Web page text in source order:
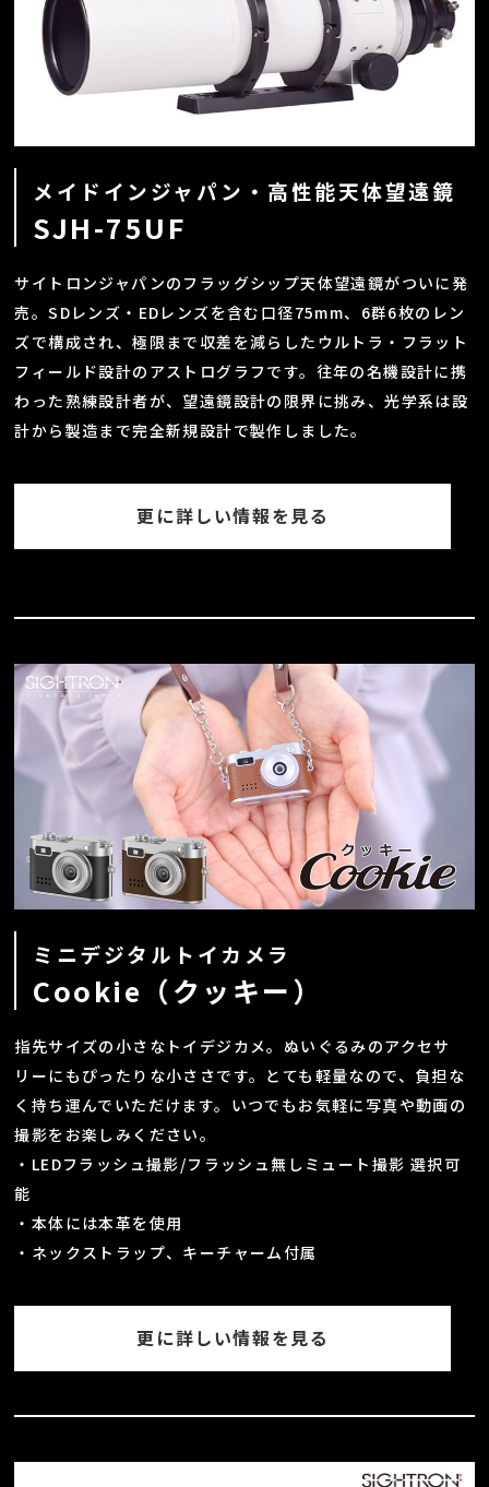
メイドインジャパン・高性能天体望遠鏡
SJH-75UF
サイトロンジャパンのフラッグシップ天体望遠鏡がついに発
売。SDレンズ・EDレンズを含む口径75mm、6群6枚のレン
ズで構成され、極限まで収差を減らしたウルトラ・フラット
フィールド設計のアストログラフです。往年の名機設計に携
わった熟練設計者が、望遠鏡設計の限界に挑み、光学系は設
計から製造まで完全新規設計で製作しました。
更に詳しい情報を見る
ミニデジタルトイカメラ
Cookie（クッキー）
指先サイズの小さなトイデジカメ。ぬいぐるみのアクセサ
リーにもぴったりな小ささです。とても軽量なので、負担な
く持ち運んでいただけます。いつでもお気軽に写真や動画の
撮影をお楽しみください。
・LEDフラッシュ撮影/フラッシュ無しミュート撮影 選択可
能
・本体には本革を使用
・ネックストラップ、キーチャーム付属
更に詳しい情報を見る